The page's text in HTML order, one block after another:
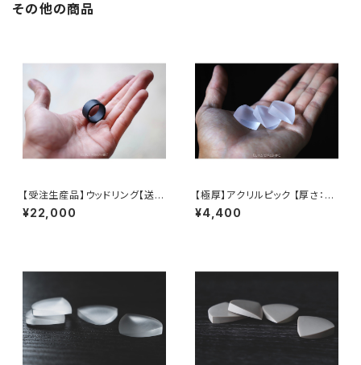
その他の商品
【受注生産品】ウッドリング【送料
無料】Wood ring
¥22,000
【極厚】アクリルピック 【厚さ：10
mm】
¥4,400